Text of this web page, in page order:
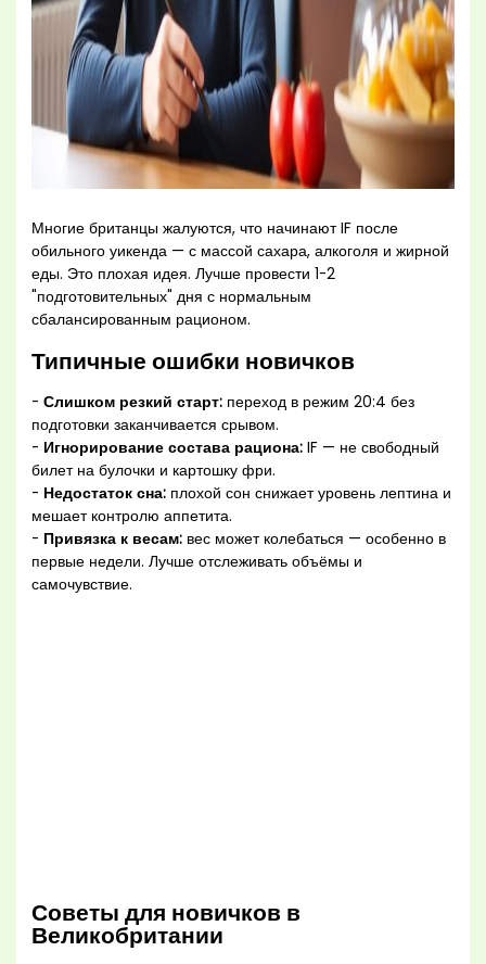
Многие британцы жалуются, что начинают IF после
обильного уикенда — с массой сахара, алкоголя и жирной
еды. Это плохая идея. Лучше провести 1-2
"подготовительных" дня с нормальным
сбалансированным рационом.
Типичные ошибки новичков
-Слишком резкий старт: переход в режим 20:4 без
подготовки заканчивается срывом.
- Игнорирование состава рациона: IF — не свободный
билет на булочки и картошку фри.
- Недостаток сна: плохой сон снижает уровень лептина и
мешает контролю аппетита.
- Привязка к весам: вес может колебаться — особенно в
первые недели. Лучше отслеживать объёмы и
самочувствие.
Советы для новичков в
Великобритании